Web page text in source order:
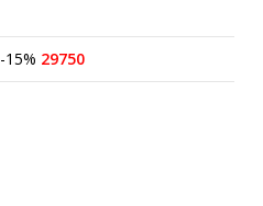
-15% 29750